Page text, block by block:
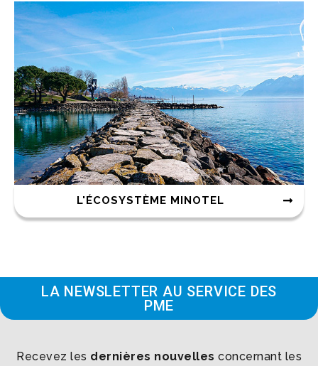
L'ÉCOSYSTÈME MINOTEL
LA NEWSLETTER AU SERVICE DES
PME
Recevez les dernières nouvelles concernant les